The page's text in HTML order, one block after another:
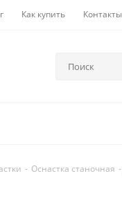
Как купить Контакты
- Оснастка станочная -